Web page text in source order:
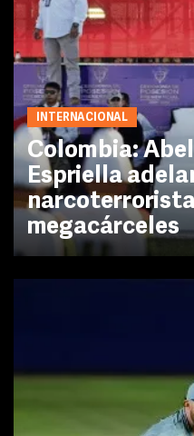
INTERNACIONAL
Colombia:
Espriella
megacárceles